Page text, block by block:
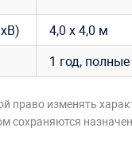
4,0 х 4,0 м
1 год,
право изменять
сохраняются